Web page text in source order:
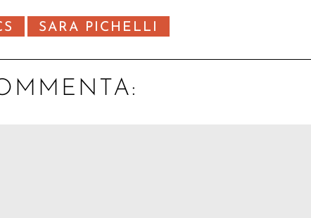
SARA PICHELLI